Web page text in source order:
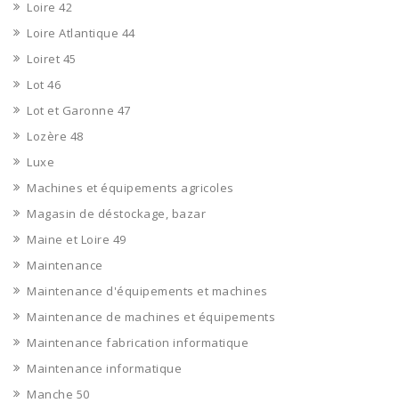
Loire 42
Loire Atlantique 44
Loiret 45
Lot 46
Lot et Garonne 47
Lozère 48
Luxe
Machines et équipements agricoles
Magasin de déstockage, bazar
Maine et Loire 49
Maintenance
Maintenance d'équipements et machines
Maintenance de machines et équipements
Maintenance fabrication informatique
Maintenance informatique
Manche 50